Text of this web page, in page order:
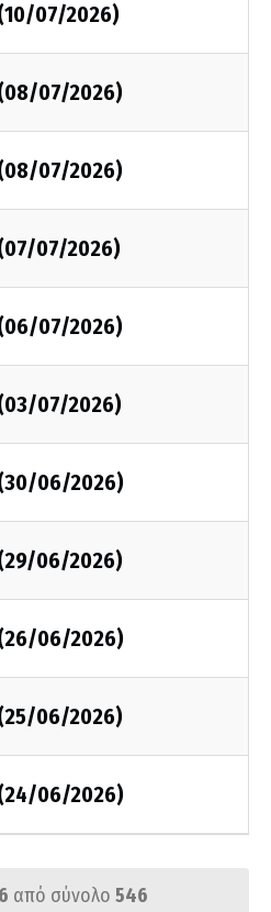
07/2026)
07/2026)
07/2026)
07/2026)
07/2026)
07/2026)
06/2026)
06/2026)
06/2026)
06/2026)
06/2026)
από σύνολο 546